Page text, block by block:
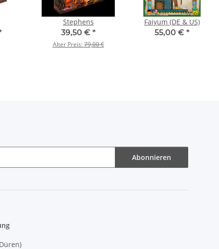
Stephens
39,50 € *
Alter Preis:79,00 €
Faiyum (DE & US)
55,00 € *
Abonnieren